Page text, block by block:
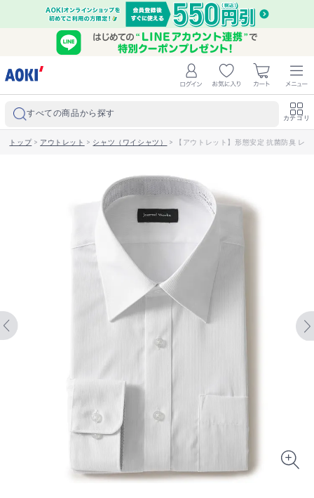
すべての商品から探す カテゴリ
トップ> アウトレット > シャツ（ワイシャツ） > 【アウトレット】形態安定 抗菌防臭 レ